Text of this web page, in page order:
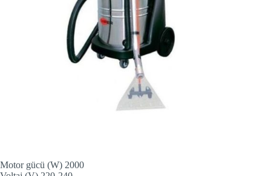
Motor gücü (W) 2000